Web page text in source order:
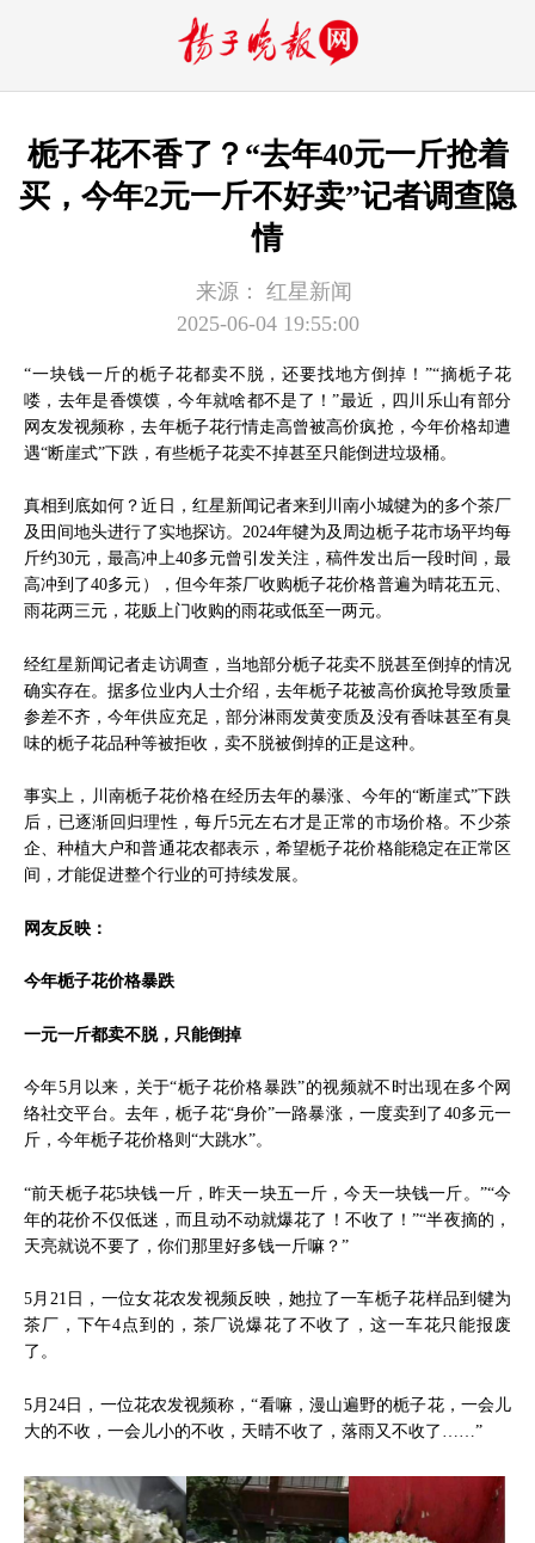
栀子花不香了？“去年40元一斤抢着
买，今年2元一斤不好卖”记者调查隐
情
来源：
红星新闻
2025-06-04 19:55:00
“一块钱一斤的栀子花都卖不脱，还要找地方倒掉！”“摘栀子花
喽，去年是香馍馍，今年就啥都不是了！”最近，四川乐山有部分
网友发视频称，去年栀子花行情走高曾被高价疯抢，今年价格却遭
遇“断崖式”下跌，有些栀子花卖不掉甚至只能倒进垃圾桶。
真相到底如何？近日，红星新闻记者来到川南小城犍为的多个茶厂
及田间地头进行了实地探访。2024年犍为及周边栀子花市场平均每
斤约30元，最高冲上40多元曾引发关注 ，稿件发出后一段时间，最
高冲到了40多元），但今年茶厂收购栀子花价格普遍为晴花五元、
雨花两三元，花贩上门收购的雨花或低至一两元。
经红星新闻记者走访调查，当地部分栀子花卖不脱甚至倒掉的情况
确实存在。据多位业内人士介绍，去年栀子花被高价疯抢导致质量
参差不齐，今年供应充足，部分淋雨发黄变质及没有香味甚至有臭
味的栀子花品种等被拒收，卖不脱被倒掉的正是这种。
事实上，川南栀子花价格在经历去年的暴涨、今年的“断崖式”下跌
后，已逐渐回归理性，每斤5元左右才是正常的市场价格。不少茶
企、种植大户和普通花农都表示，希望栀子花价格能稳定在正常区
间，才能促进整个行业的可持续发展。
网友反映：
今年栀子花价格暴跌
一元一斤都卖不脱，只能倒掉
今年5月以来，关于“栀子花价格暴跌”的视频就不时出现在多个网
络社交平台。去年，栀子花“身价”一路暴涨，一度卖到了40多元一
斤，今年栀子花价格则“大跳水”。
“前天栀子花5块钱一斤，昨天一块五一斤，今天一块钱一斤。”“今
年的花价不仅低迷，而且动不动就爆花了！不收了！”“半夜摘的，
天亮就说不要了，你们那里好多钱一斤嘛？”
5月21日，一位女花农发视频反映，她拉了一车栀子花样品到犍为
茶厂，下午4点到的，茶厂说爆花了不收了，这一车花只能报废
了。
5月24日，一位花农发视频称，“看嘛，漫山遍野的栀子花，一会儿
大的不收，一会儿小的不收，天晴不收了，落雨又不收了……”